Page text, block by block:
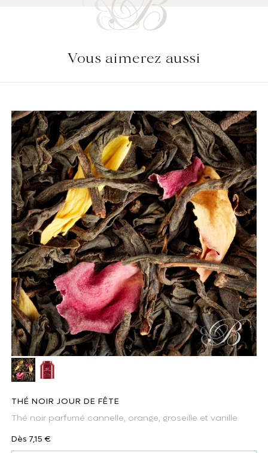
Vous aimerez aussi
Thé noir Jour de Fête
Boite thé noir - Jour de Fête
THÉ NOIR JOUR DE FÊTE
Thé noir parfumé cannelle, orange, groseille et vanille
Prix habituel
Dès 7,15 €